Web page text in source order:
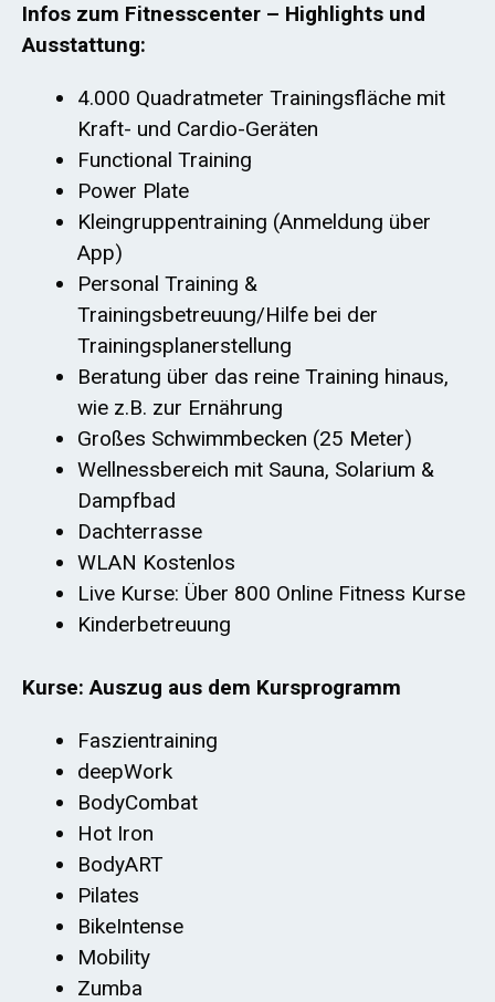
Infos zum Fitnesscenter – Highlights und
Ausstattung:
4.000 Quadratmeter Trainingsfläche mit
Kraft- und Cardio-Geräten
Functional Training
Power Plate
Kleingruppentraining (Anmeldung über
App)
Personal Training &
Trainingsbetreuung/Hilfe bei der
Trainingsplanerstellung
Beratung über das reine Training hinaus,
wie z.B. zur Ernährung
Großes Schwimmbecken (25 Meter)
Wellnessbereich mit Sauna, Solarium &
Dampfbad
Dachterrasse
WLAN Kostenlos
Live Kurse: Über 800 Online Fitness Kurse
Kinderbetreuung
Kurse: Auszug aus dem Kursprogramm
Faszientraining
deepWork
BodyCombat
Hot Iron
BodyART
Pilates
BikeIntense
Mobility
Zumba